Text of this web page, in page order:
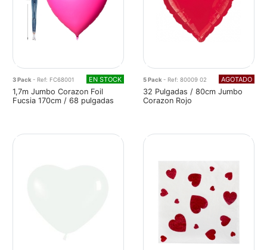
3 Pack- Ref: FC68001 EN STOCK
1,7m Jumbo Corazon Foil
Fucsia 170cm / 68 pulgadas
5 Pack- Ref: 80009 02 AGOTADO
32 Pulgadas / 80cm Jumbo
Corazon Rojo